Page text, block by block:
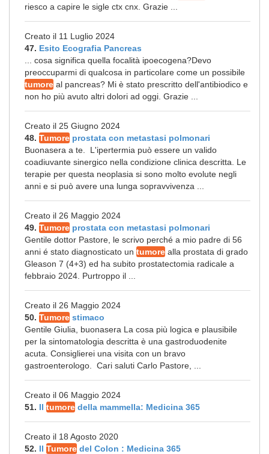
riesco a capire le sigle ctx cnx. Grazie ...
Creato il 11 Luglio 2024
47. Esito Ecografia Pancreas
... cosa significa quella focalità ipoecogena?Devo
preoccuparmi di qualcosa in particolare come un possibile
tumore al pancreas? Mi è stato prescritto dell'antibiodico e
non ho più avuto altri dolori ad oggi. Grazie ...
Creato il 25 Giugno 2024
48. Tumore prostata con metastasi polmonari
Buonasera a te. L'ipertermia può essere un valido
coadiuvante sinergico nella condizione clinica descritta. Le
terapie per questa neoplasia si sono molto evolute negli
anni e si può avere una lunga sopravvivenza ...
Creato il 26 Maggio 2024
49. Tumore prostata con metastasi polmonari
Gentile dottor Pastore, le scrivo perché a mio padre di 56
anni é stato diagnosticato un tumore alla prostata di grado
Gleason 7 (4+3) ed ha subito prostatectomia radicale a
febbraio 2024. Purtroppo il ...
Creato il 26 Maggio 2024
50. Tumore stimaco
Gentile Giulia, buonasera La cosa più logica e plausibile
per la sintomatologia descritta è una gastroduodenite
acuta. Consiglierei una visita con un bravo
gastroenterologo. Cari saluti Carlo Pastore, ...
Creato il 06 Maggio 2024
51. Il tumore della mammella: Medicina 365
Creato il 18 Agosto 2020
52. Il Tumore del Colon : Medicina 365